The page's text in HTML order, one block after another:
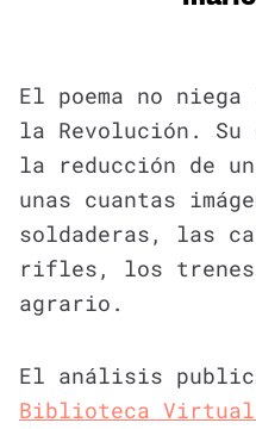
El poema no
la Revolución.
la reducción de
unas cuantas
soldaderas, las
rifles, los
agrario.
El análisis
Biblioteca Virtual